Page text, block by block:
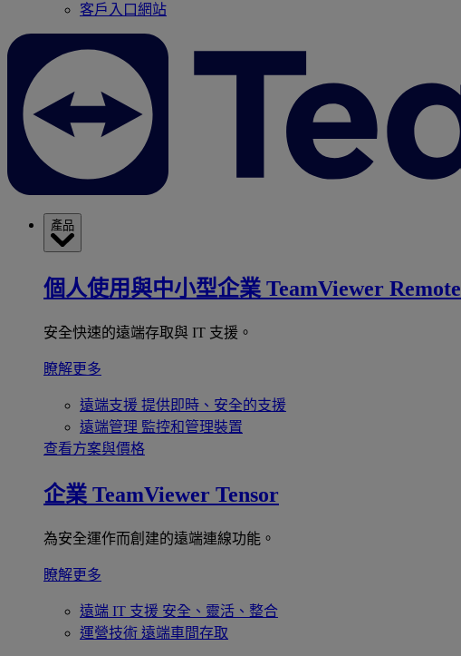
客戶入口網站
產品
個人使用與中小型企業 TeamViewer Remote
安全快速的遠端存取與 IT 支援。
瞭解更多
遠端支援 提供即時、安全的支援
遠端管理 監控和管理裝置
查看方案與價格
企業 TeamViewer Tensor
為安全運作而創建的遠端連線功能。
瞭解更多
遠端 IT 支援 安全、靈活、整合
運營技術 遠端車間存取